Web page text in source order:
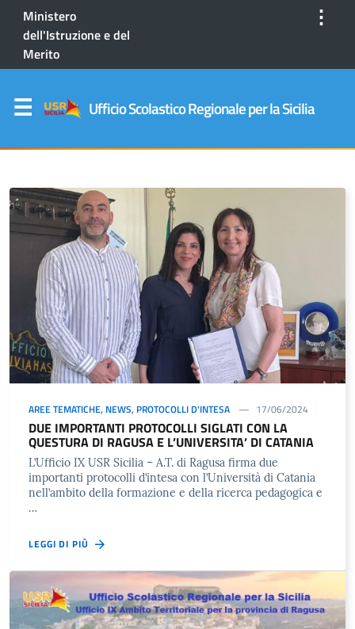
Ministero
dell'Istruzione e del
Merito
⋮
Ufficio Scolastico Regionale per la Sicilia
AREE TEMATICHE, NEWS, PROTOCOLLI D'INTESA 17/06/2024
DUE IMPORTANTI PROTOCOLLI SIGLATI CON LA
QUESTURA DI RAGUSA E L’UNIVERSITA’ DI CATANIA
L’Ufficio IX USR Sicilia – A.T. di Ragusa firma due
importanti protocolli d’intesa con l’Università di Catania
nell’ambito della formazione e della ricerca pedagogica e
…
LEGGI DI PIÙ